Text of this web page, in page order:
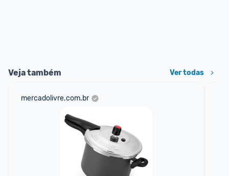
Veja também Ver todas
mercadolivre.com.br